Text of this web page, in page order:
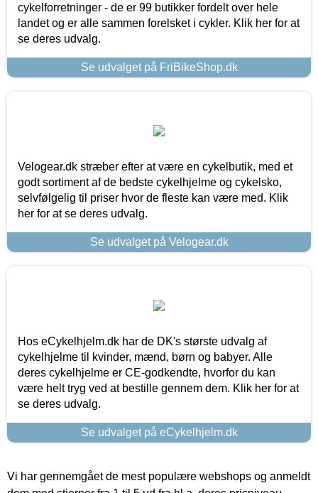
cykelforretninger - de er 99 butikker fordelt over hele
landet og er alle sammen forelsket i cykler. Klik her for at
se deres udvalg.
Se udvalget på FriBikeShop.dk
Velogear.dk stræber efter at være en cykelbutik, med et
godt sortiment af de bedste cykelhjelme og cykelsko,
selvfølgelig til priser hvor de fleste kan være med. Klik
her for at se deres udvalg.
Se udvalget på Velogear.dk
Hos eCykelhjelm.dk har de DK's største udvalg af
cykelhjelme til kvinder, mænd, børn og babyer. Alle
deres cykelhjelme er CE-godkendte, hvorfor du kan
være helt tryg ved at bestille gennem dem. Klik her for at
se deres udvalg.
Se udvalget på eCykelhjelm.dk
Vi har gennemgået de mest populære webshops og anmeldt